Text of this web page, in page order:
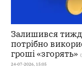
Залишився
потрібно
гроші «згорять»
24-07-2026, 15:05